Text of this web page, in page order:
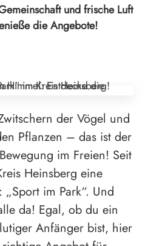
und frische Luft
die Angebote!
der Vögel und
Pflanzen – das ist der
im Freien! Seit
Heinsberg eine
im Park“. Und
da! Egal, ob du ein
Anfänger bist, hier